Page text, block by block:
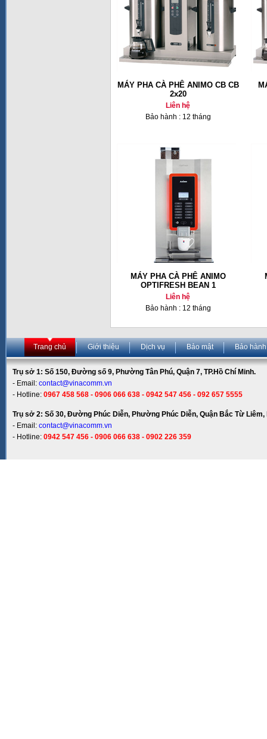
MÁY PHA CÀ PHÊ ANIMO CB CB
2x20
Liên hệ
Bảo hành : 12 tháng
MÁY PHA CÀ PHÊ ANIMO
OPTIFRESH BEAN 1
Liên hệ
Bảo hành : 12 tháng
Trang chủ Giới thiệu Dịch vụ Bảo mật Bảo hành
Trụ sở 1: Số 150, Đường số 9, Phường Tân Phú, Quận 7, TP.Hồ Chí Minh.
- Email: contact@vinacomm.vn
- Hotline: 0967 458 568 - 0906 066 638 - 0942 547 456 - 092 657 5555
Trụ sở 2: Số 30, Đường Phúc Diễn, Phường Phúc Diễn, Quận Bắc Từ Liêm,
- Email: contact@vinacomm.vn
- Hotline: 0942 547 456 - 0906 066 638 - 0902 226 359